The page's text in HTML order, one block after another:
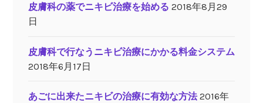
皮膚科の薬でニキビ治療を始める 2018年8月29
日
皮膚科で行なうニキビ治療にかかる料金システム
2018年6月17日
あごに出来たニキビの治療に有効な方法 2016年